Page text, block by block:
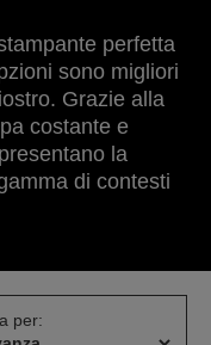
perfetta
sono migliori
Grazie alla
costante e
la
di contesti
per: